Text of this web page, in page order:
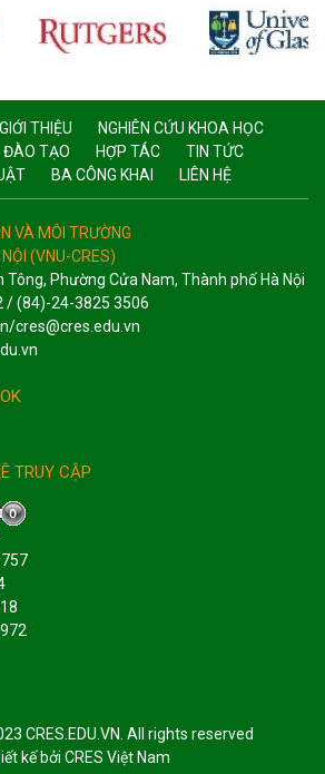
GIỚI THIỆU
NGHIÊN CỨU KHOA HỌC
ĐÀO TẠO HỢP TÁC
TIN TỨC
BA CÔNG KHAI LIÊN HỆ
VÀ MÔI TRƯỜNG
(VNU-CRES)
Tông, Phường Cửa Nam, Thành phố Hà Nội
/ (84)-24-3825 3506
cres@cres.edu.vn
TRUY CẬP
CRES.EDU.VN. All rights reserved
kế bởi CRES Việt Nam